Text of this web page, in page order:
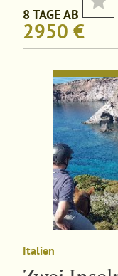
8 TAGE AB
2950 €
Italien